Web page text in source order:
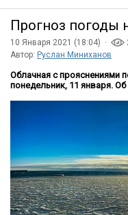
Прогноз погоды
10 Января 2021 (18:04) ·
Автор: Руслан Миниханов
Облачная с прояснениями
понедельник, 11 января.